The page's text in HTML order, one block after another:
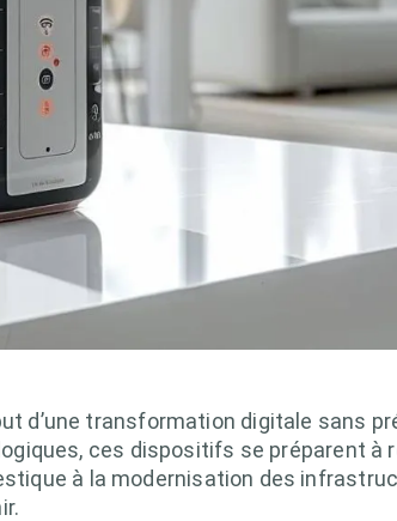
d’une transformation digitale sans
ces dispositifs se préparent à
à la modernisation des